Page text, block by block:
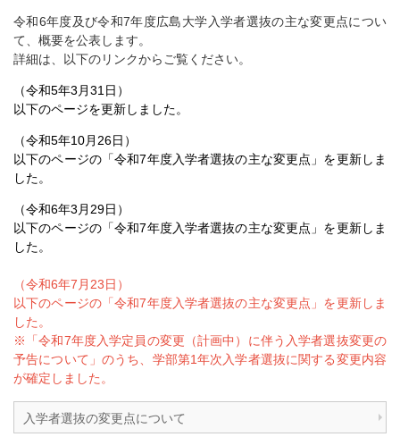
令和6年度及び令和7年度広島大学入学者選抜の主な変更点につい
て、概要を公表します。
詳細は、以下のリンクからご覧ください。
（令和5年3月31日）
以下のページを更新しました。
（令和5年10月26日）
以下のページの「令和7年度入学者選抜の主な変更点」を更新しま
した。
（令和6年3月29日）
以下のページの「令和7年度入学者選抜の主な変更点」を更新しま
した。
（令和6年7月23日）
以下のページの「令和7年度入学者選抜の主な変更点」を更新しま
した。
※「令和7年度入学定員の変更（計画中）に伴う入学者選抜変更の
予告について」のうち、学部第1年次入学者選抜に関する変更内容
が確定しました。
入学者選抜の変更点について